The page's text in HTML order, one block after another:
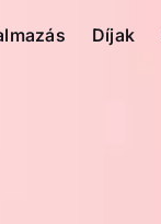
Díjak